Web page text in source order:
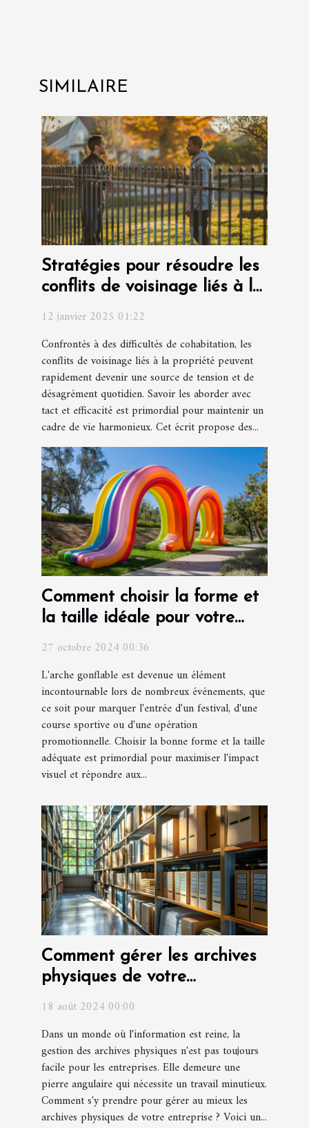
SIMILAIRE
Stratégies pour résoudre les
conflits de voisinage liés à la
propriété
12 janvier 2025 01:22
Confrontés à des difficultés de cohabitation, les
conflits de voisinage liés à la propriété peuvent
rapidement devenir une source de tension et de
désagrément quotidien. Savoir les aborder avec
tact et efficacité est primordial pour maintenir un
cadre de vie harmonieux. Cet écrit propose des...
Comment choisir la forme et
la taille idéale pour votre
arche gonflable
27 octobre 2024 00:36
L'arche gonflable est devenue un élément
incontournable lors de nombreux événements, que
ce soit pour marquer l'entrée d'un festival, d'une
course sportive ou d'une opération
promotionnelle. Choisir la bonne forme et la taille
adéquate est primordial pour maximiser l'impact
visuel et répondre aux...
Comment gérer les archives
physiques de votre
18 août 2024 00:00
Dans un monde où l'information est reine, la
gestion des archives physiques n'est pas toujours
facile pour les entreprises. Elle demeure une
pierre angulaire qui nécessite un travail minutieux.
Comment s'y prendre pour gérer au mieux les
archives physiques de votre entreprise ? Voici un...